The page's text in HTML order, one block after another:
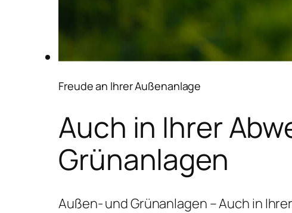
Freude an Ihrer Außenanlage
Auch in Ihrer
Grünanlagen
Außen- und Grünanlagen – Auch in